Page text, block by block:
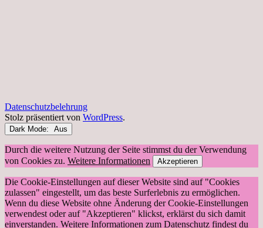
Datenschutzbelehrung
Stolz präsentiert von WordPress.
Dark Mode:
Durch die weitere Nutzung der Seite stimmst du der Verwendung
von Cookies zu. Weitere Informationen Akzeptieren
Die Cookie-Einstellungen auf dieser Website sind auf "Cookies
zulassen" eingestellt, um das beste Surferlebnis zu ermöglichen.
Wenn du diese Website ohne Änderung der Cookie-Einstellungen
verwendest oder auf "Akzeptieren" klickst, erklärst du sich damit
einverstanden. Weitere Informationen zum Datenschutz findest du